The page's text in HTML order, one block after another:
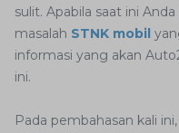
sulit. Apabila saat ini
masalah STNK mobil
informasi yang akan
ini.
Pada pembahasan kali